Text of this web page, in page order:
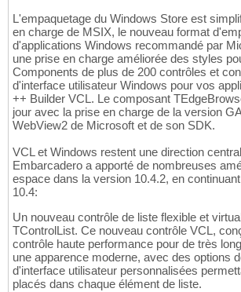
L'empaquetage du Windows Store est
en charge de MSIX, le nouveau format
d'applications Windows recommandé par
une prise en charge améliorée des styles
Components de plus de 200 contrôles et
d'interface utilisateur Windows pour vos
++ Builder VCL. Le composant
jour avec la prise en charge de la version
WebView2 de Microsoft et de son SDK.
VCL et Windows restent une direction
Embarcadero a apporté de nombreuses
espace dans la version 10.4.2, en
10.4:
Un nouveau contrôle de liste flexible et
TControlList. Ce nouveau contrôle VCL,
contrôle haute performance pour de très
une apparence moderne, avec des options
d'interface utilisateur personnalisées
placés dans chaque élément de liste.